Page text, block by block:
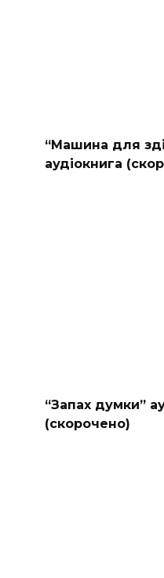
“Машина для
аудіокнига
“Запах думки”
(скорочено)